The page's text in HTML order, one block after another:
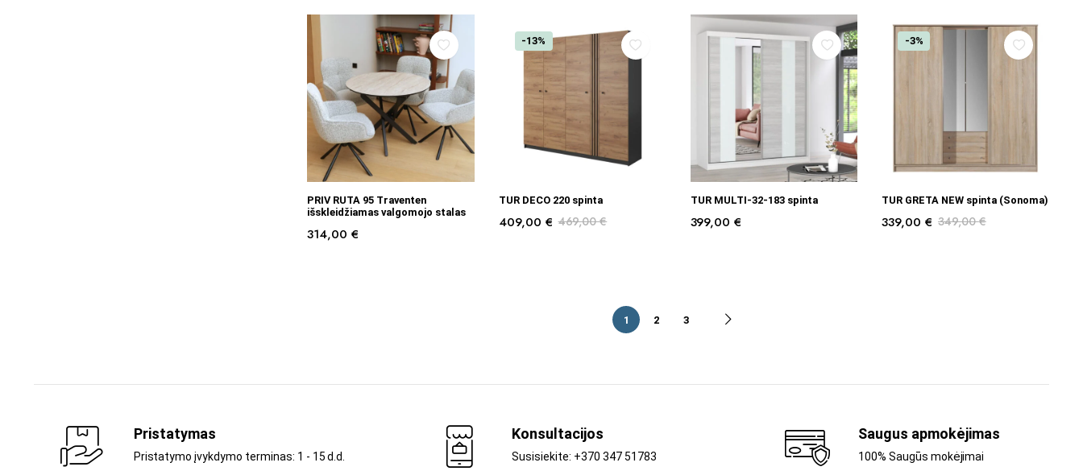
Į KREPŠELĮ
PRIV RUTA 95 Traventen
išskleidžiamas valgomojo stalas
314,00 €
-13%
Į KREPŠELĮ
TUR DECO 220 spinta
469,00€
409,00 €
Į KREPŠELĮ
TUR MULTI-32-183 spinta
399,00€
-3%
Į KREPŠELĮ
TUR GRETA NEW spinta (Sonoma)
349,00€
339,00€
1 2 3
Pristatymas
Pristatymo įvykdymo terminas: 1 - 15 d.d.
Konsultacijos
Susisiekite: +370 347 51783
Saugus apmokėjimas
100% Saugūs mokėjimai